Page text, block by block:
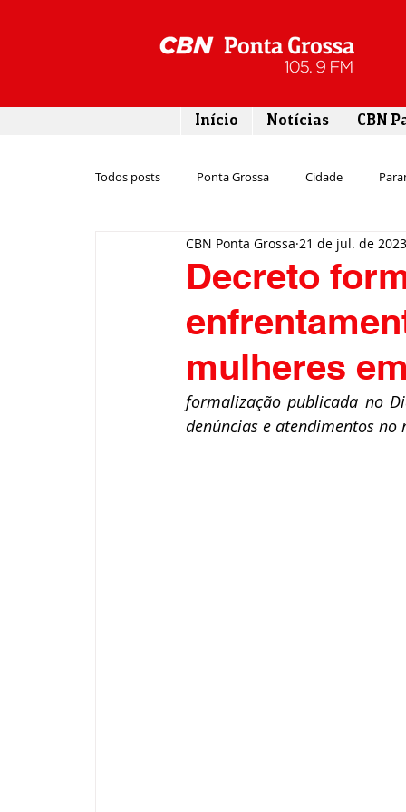
Início Notícias CBN
Todos posts Ponta Grossa Cidade
Emprego Campos Gerais
Rodovias Agronegócio
Gastronomia Tecnologia Polícia
Decreto
mulheres
CBN Ponta Grossa 21 de jul. de 2023
formalização publicada no
denúncias e atendimentos no